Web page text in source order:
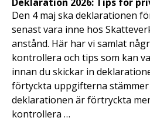
Den 4 maj ska deklarationen
senast vara inne hos
anstånd. Här har vi samlat
kontrollera och tips som kan
innan du skickar in
förtyckta uppgifterna
deklarationen är förtryckta
kontrollera …